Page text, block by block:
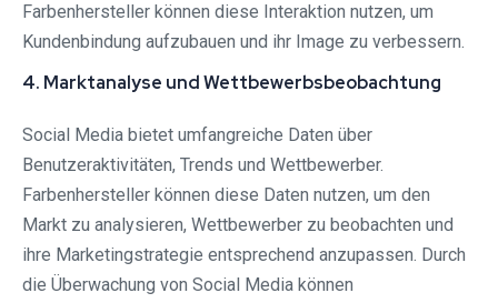
Farbenhersteller können diese Interaktion nutzen, um
Kundenbindung aufzubauen und ihr Image zu verbessern.
4. Marktanalyse und Wettbewerbsbeobachtung
Social Media bietet umfangreiche Daten über
Benutzeraktivitäten, Trends und Wettbewerber.
Farbenhersteller können diese Daten nutzen, um den
Markt zu analysieren, Wettbewerber zu beobachten und
ihre Marketingstrategie entsprechend anzupassen. Durch
die Überwachung von Social Media können